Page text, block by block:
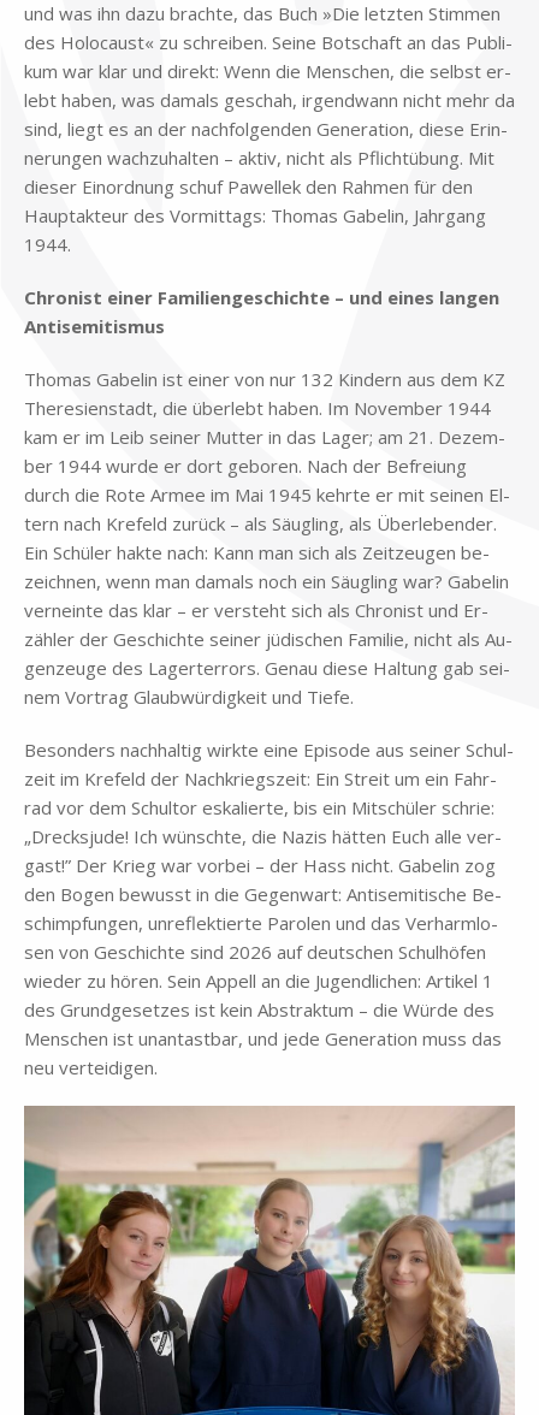
und was ihn dazu brach­te, das Buch »Die letz­ten Stim­men
des Ho­lo­caust« zu schrei­ben. Sei­ne Bot­schaft an das Pu­bli­
kum war klar und di­rekt: Wenn die Men­schen, die selbst er­
lebt ha­ben, was da­mals ge­schah, ir­gend­wann nicht mehr da
sind, liegt es an der nach­fol­gen­den Ge­ne­ra­ti­on, die­se Er­in­
ne­run­gen wach­zu­hal­ten – ak­tiv, nicht als Pflicht­übung. Mit
die­ser Ein­ord­nung schuf Pa­wel­lek den Rah­men für den
Haupt­ak­teur des Vor­mit­tags: Tho­mas Ga­be­l­in, Jahr­gang
1944.
Chro­nist ei­ner Fa­mi­li­en­ge­schich­te – und ei­nes lan­gen
An­ti­se­mi­tis­mus
Tho­mas Ga­be­l­in ist ei­ner von nur 132 Kin­dern aus dem KZ
The­re­si­en­stadt, die über­lebt ha­ben. Im No­vem­ber 1944
kam er im Leib sei­ner Mut­ter in das La­ger; am 21. De­zem­
ber 1944 wur­de er dort ge­bo­ren. Nach der Be­frei­ung
durch die Rote Ar­mee im Mai 1945 kehr­te er mit sei­nen El­
tern nach Kre­feld zu­rück – als Säug­ling, als Über­le­ben­der.
Ein Schü­ler hak­te nach: Kann man sich als Zeit­zeu­gen be­
zeich­nen, wenn man da­mals noch ein Säug­ling war? Ga­be­l­in
ver­nein­te das klar – er ver­steht sich als Chro­nist und Er­
zäh­ler der Ge­schich­te sei­ner jü­di­schen Fa­mi­lie, nicht als Au­
gen­zeu­ge des La­ger­ter­rors. Ge­nau die­se Hal­tung gab sei­
nem Vor­trag Glaub­wür­dig­keit und Tie­fe.
Be­son­ders nach­hal­tig wirk­te eine Epi­so­de aus sei­ner Schul­
zeit im Kre­feld der Nach­kriegs­zeit: Ein Streit um ein Fahr­
rad vor dem Schul­tor es­ka­lier­te, bis ein Mit­schü­ler schrie:
„Drecks­ju­de! Ich wünsch­te, die Na­zis hät­ten Euch alle ver­
gast!” Der Krieg war vor­bei – der Hass nicht. Ga­be­l­in zog
den Bo­gen be­wusst in die Ge­gen­wart: An­ti­se­mi­ti­sche Be­
schimp­fun­gen, un­re­flek­tier­te Pa­ro­len und das Ver­harm­lo­
sen von Ge­schich­te sind 2026 auf deut­schen Schul­hö­fen
wie­der zu hö­ren. Sein Ap­pell an die Ju­gend­li­chen: Ar­ti­kel 1
des Grund­ge­set­zes ist kein Ab­strak­tum – die Wür­de des
Men­schen ist un­an­tast­bar, und jede Ge­ne­ra­ti­on muss das
neu ver­tei­di­gen.